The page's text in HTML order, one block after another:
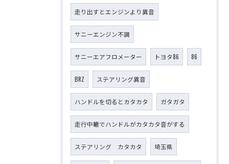
走り出すとエンジンより異音
サニーエンジン不調
サニーエアフロメーター トヨタ86 86
BRZ ステアリング異音
ハンドルを切るとカタカタ ガタガタ
走行中轍でハンドルがカタカタ音がする
ステアリング カタカタ 埼玉県